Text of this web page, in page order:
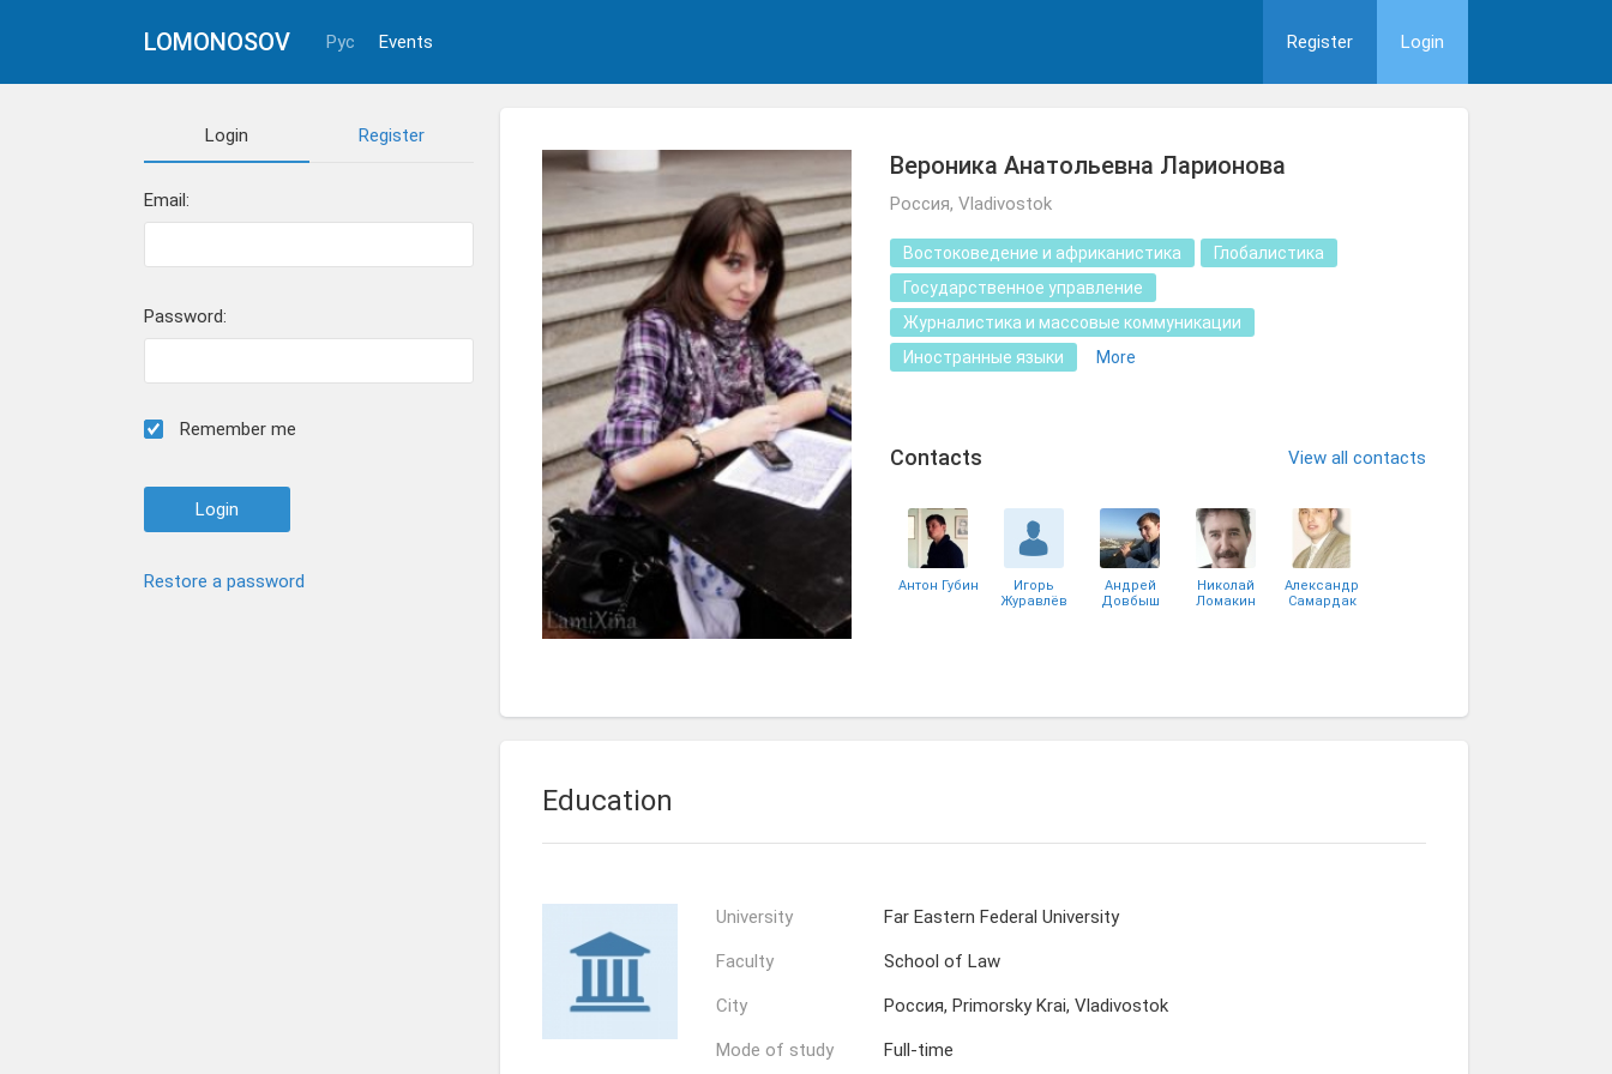
LOMONOSOV Рус Events Register Login
Login Register
Email:
Password:
Remember me
Restore a password
Вероника Анатольевна Ларионова
Россия, Vladivostok
Востоковедение и африканистика
Глобалистика
Государственное управление
Журналистика и массовые коммуникации
Иностранные языки
More
Сontacts View all contacts
Антон Губин
Игорь
Журавлёв
Андрей
Довбыш
Николай
Ломакин
Александр
Самардак
Education
University Far Eastern Federal University
Faculty School of Law
City Россия, Primorsky Krai, Vladivostok
Mode of study Full-time